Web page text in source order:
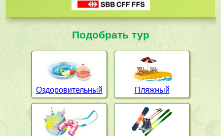
Подобрать тур
Оздоровительный Пляжный